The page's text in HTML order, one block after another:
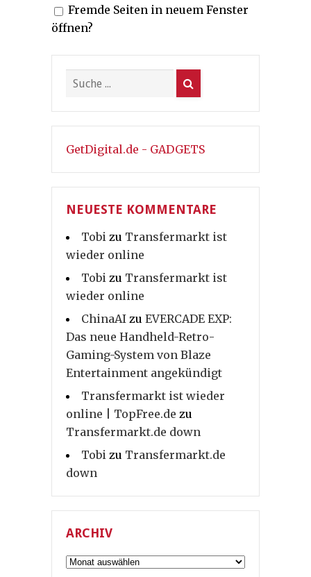
Fremde Seiten in neuem Fenster
öffnen?
GetDigital.de - GADGETS
NEUESTE KOMMENTARE
Tobi zu Transfermarkt ist
wieder online
Tobi zu Transfermarkt ist
wieder online
ChinaAI zu EVERCADE EXP:
Das neue Handheld-Retro-
Gaming-System von Blaze
Entertainment angekündigt
Transfermarkt ist wieder
online | TopFree.de zu
Transfermarkt.de down
Tobi zu Transfermarkt.de
down
ARCHIV
Archiv